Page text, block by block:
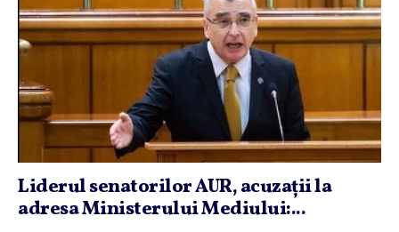
Liderul senatorilor AUR, acuzaţii la
adresa Ministerului Mediului:...